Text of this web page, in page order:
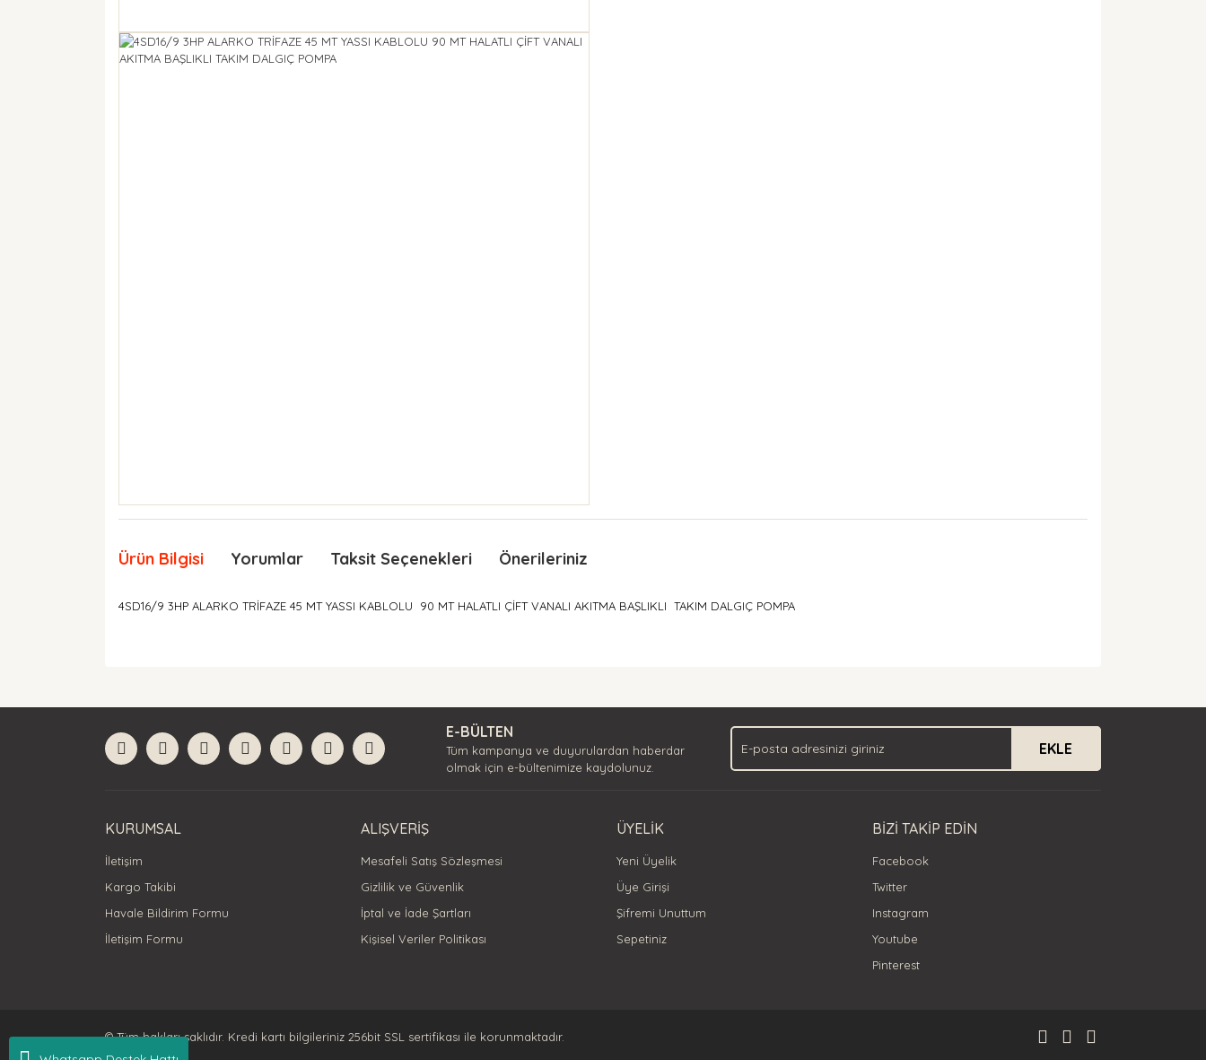
Ürün Bilgisi Yorumlar Taksit Seçenekleri Önerileriniz
4SD16/9 3HP ALARKO TRİFAZE 45 MT YASSI KABLOLU 90 MT HALATLI ÇİFT VANALI AKITMA BAŞLIKLI TAKIM DALGIÇ POMPA
Ürün açıklamasında eksik bilgiler bulunuyor.
Bu ürüne benzer farklı alternatifler olmalı.
Gönder
E-BÜLTEN
Tüm kampanya ve duyurulardan haberdar
olmak için e-bültenimize kaydolunuz.
EKLE
KURUMSAL
İletişim
Kargo Takibi
Havale Bildirim Formu
İletişim Formu
ALIŞVERİŞ
Mesafeli Satış Sözleşmesi
Gizlilik ve Güvenlik
İptal ve İade Şartları
Kişisel Veriler Politikası
ÜYELİK
Yeni Üyelik
Üye Girişi
Şifremi Unuttum
Sepetiniz
BİZİ TAKİP EDİN
Facebook
Twitter
Instagram
Youtube
Pinterest
© Tüm hakları saklıdır. Kredi kartı bilgileriniz 256bit SSL sertifikası ile korunmaktadır.